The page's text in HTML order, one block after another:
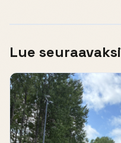
Lue seuraavaksi